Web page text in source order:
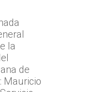
la
de
Mauricio